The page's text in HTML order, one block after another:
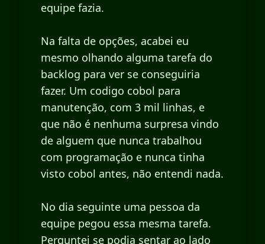
equipe fazia.
Na falta de opções, acabei eu
mesmo olhando alguma tarefa do
backlog para ver se conseguiria
fazer. Um codigo cobol para
manutenção, com 3 mil linhas, e
que não é nenhuma surpresa vindo
de alguem que nunca trabalhou
com programação e nunca tinha
visto cobol antes, não entendi nada.
No dia seguinte uma pessoa da
equipe pegou essa mesma tarefa.
Perguntei se podia sentar ao lado